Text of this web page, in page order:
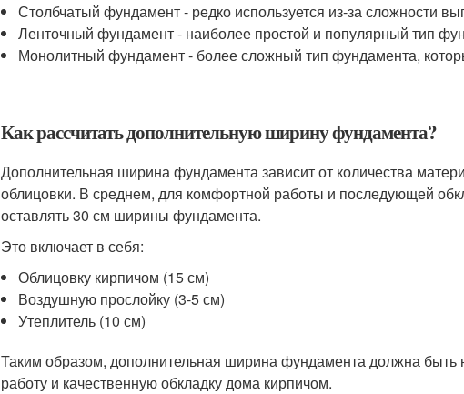
Столбчатый фундамент - редко используется из-за сложности
Ленточный фундамент - наиболее простой и популярный тип
Монолитный фундамент - более сложный тип фундамента,
Как рассчитать дополнительную ширину фундамента?
Дополнительная ширина фундамента зависит от количества
облицовки. В среднем, для комфортной работы и последующей
оставлять 30 см ширины фундамента.
Это включает в себя:
Облицовку кирпичом (15 см)
Воздушную прослойку (3-5 см)
Утеплитель (10 см)
Таким образом, дополнительная ширина фундамента должна
работу и качественную обкладку дома кирпичом.